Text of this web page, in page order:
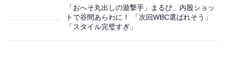
「おへそ丸出しの遊撃手」まるぴ、内股ショッ
トで谷間あらわに！ 「次回WBC選ばれそう」
「スタイル完璧すぎ」